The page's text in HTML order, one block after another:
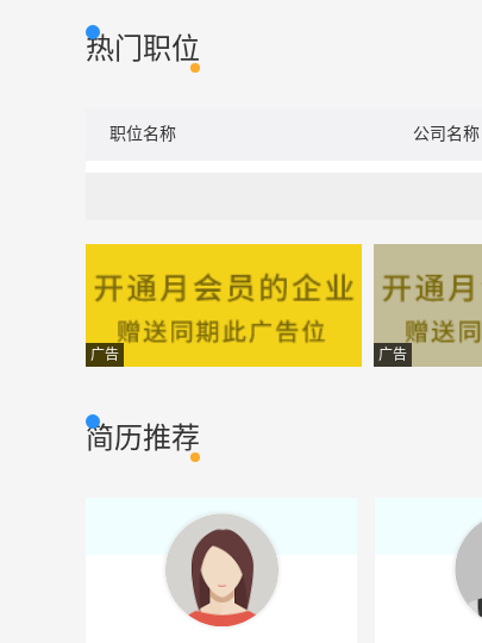
热门职位
职位名称 公司名称
广告 广告
简历推荐